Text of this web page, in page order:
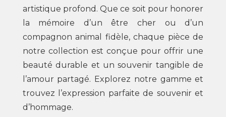
artistique profond. Que ce soit pour honorer
la mémoire d’un être cher ou d’un
compagnon animal fidèle, chaque pièce de
notre collection est conçue pour offrir une
beauté durable et un souvenir tangible de
l’amour partagé. Explorez notre gamme et
trouvez l’expression parfaite de souvenir et
d’hommage.